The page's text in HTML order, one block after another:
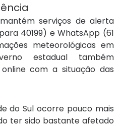
serviços de alerta
40199) e WhatsApp (61
meteorológicas em
estadual também
com a situação das
do Sul ocorre pouco mais
ter sido bastante afetado